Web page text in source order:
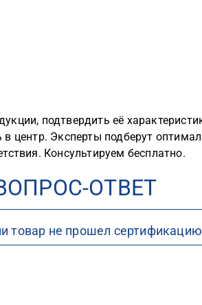
подтвердить её
центр. Эксперты подберут
Консультируем бесплатно.
ОТВЕТ
товар не прошел